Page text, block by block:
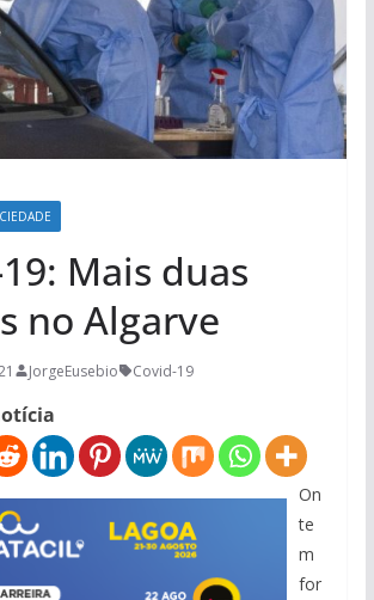
Mais duas
no Algarve
JorgeEusebio Covid-19
On
te
m
for